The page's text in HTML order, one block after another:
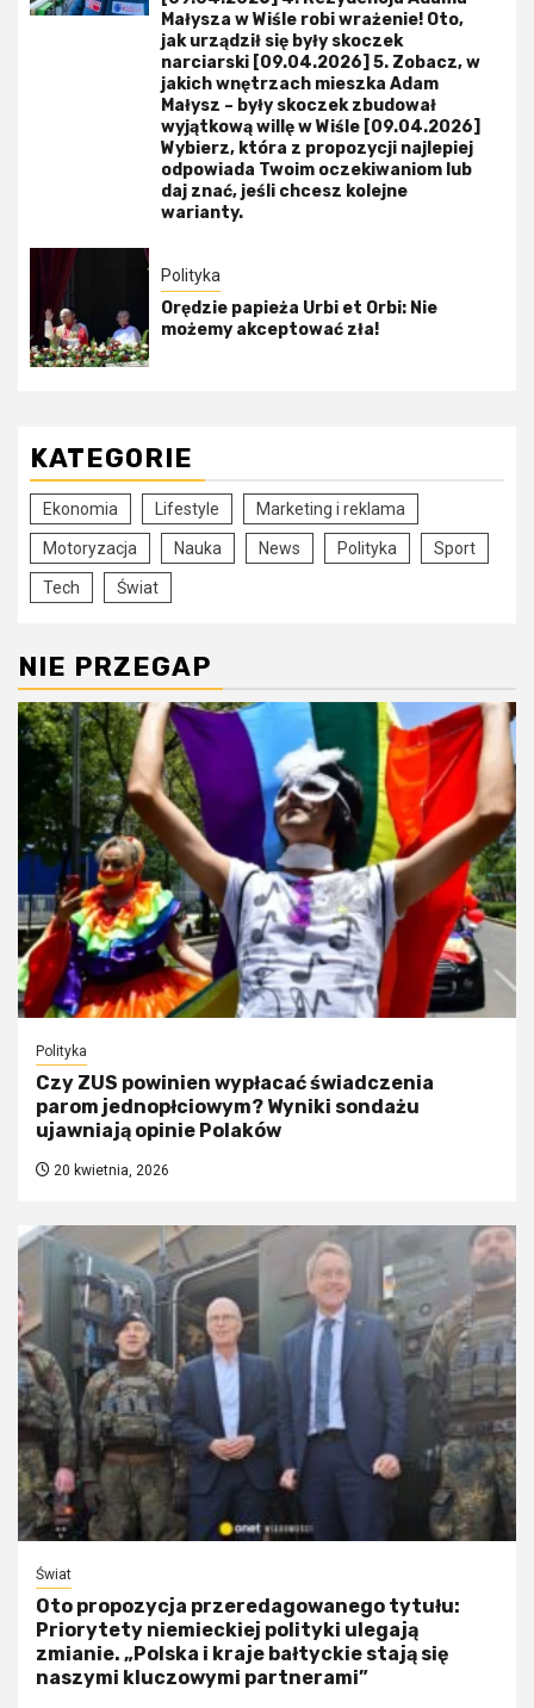
Małysza w Wiśle robi wrażenie! Oto,
jak urządził się były skoczek
narciarski [09.04.2026] 5. Zobacz, w
jakich wnętrzach mieszka Adam
Małysz – były skoczek zbudował
wyjątkową willę w Wiśle [09.04.2026]
Wybierz, która z propozycji najlepiej
odpowiada Twoim oczekiwaniom lub
daj znać, jeśli chcesz kolejne
warianty.
Polityka
Orędzie papieża Urbi et Orbi: Nie
możemy akceptować zła!
KATEGORIE
Ekonomia Lifestyle Marketing i reklama
Motoryzacja Nauka News Polityka Sport
Tech Świat
NIE PRZEGAP
Polityka
Czy ZUS powinien wypłacać świadczenia
parom jednopłciowym? Wyniki sondażu
ujawniają opinie Polaków
20 kwietnia, 2026
Świat
Oto propozycja przeredagowanego tytułu:
Priorytety niemieckiej polityki ulegają
zmianie. „Polska i kraje bałtyckie stają się
naszymi kluczowymi partnerami”